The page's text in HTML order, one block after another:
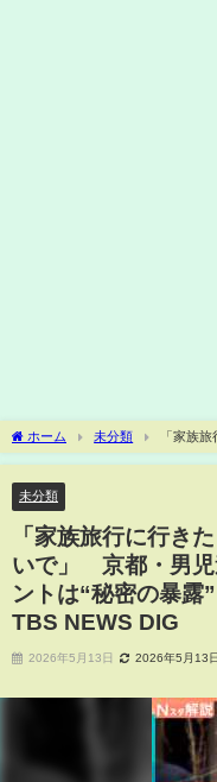
ホーム 未分類
「家族
都・男児遺棄事件 今後の捜査の
未分類
「家族旅行に行き
いで」 京都・男
ントは“秘密の暴露
TBS NEWS DIG
2026年5月13日 2026年5月13日